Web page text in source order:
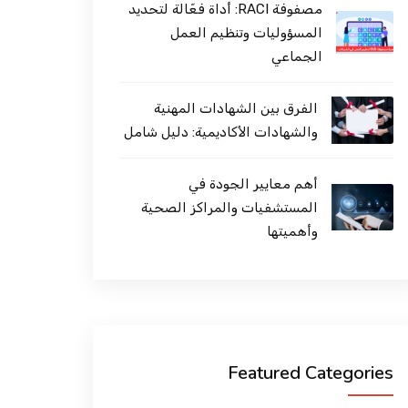
مصفوفة RACI: أداة فعّالة لتحديد
المسؤوليات وتنظيم العمل
الجماعي
الفرق بين الشهادات المهنية
والشهادات الأكاديمية: دليل شامل
أهم معايير الجودة في
المستشفيات والمراكز الصحية
وأهميتها
Featured Categories